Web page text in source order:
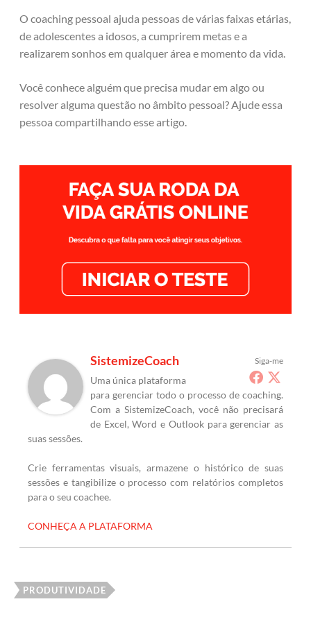
O coaching pessoal ajuda pessoas de várias faixas etárias,
de adolescentes a idosos, a cumprirem metas e a
realizarem sonhos em qualquer área e momento da vida.
Você conhece alguém que precisa mudar em algo ou
resolver alguma questão no âmbito pessoal? Ajude essa
pessoa compartilhando esse artigo.
Siga-me
SistemizeCoach
Uma única plataforma
para gerenciar todo o processo de coaching.
Com a SistemizeCoach, você não precisará
de Excel, Word e Outlook para gerenciar as
suas sessões.
Crie ferramentas visuais, armazene o histórico de suas
sessões e tangibilize o processo com relatórios completos
para o seu coachee.
CONHEÇA A PLATAFORMA
PRODUTIVIDADE